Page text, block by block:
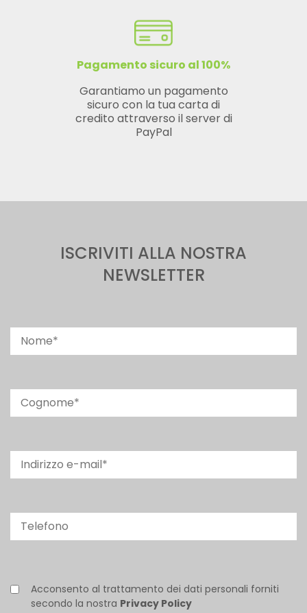
Pagamento sicuro al 100%
Garantiamo un pagamento
sicuro con la tua carta di
credito attraverso il server di
PayPal
ISCRIVITI ALLA NOSTRA
NEWSLETTER
Acconsento al trattamento dei dati personali forniti
secondo la nostra Privacy Policy